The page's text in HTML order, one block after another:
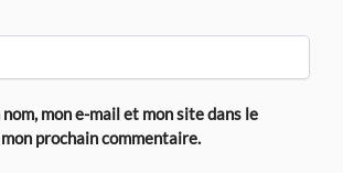
mon e-mail et mon site dans le
prochain commentaire.